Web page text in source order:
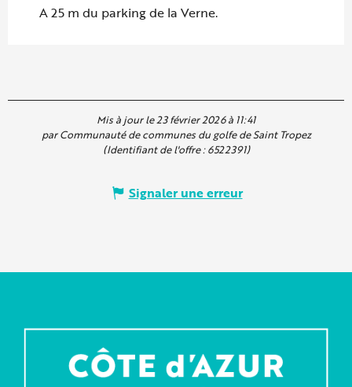
A 25 m du parking de la Verne.
Mis à jour le 23 février 2026 à 11:41
par Communauté de communes du golfe de Saint Tropez
(Identifiant de l'offre :6522391)
Signaler une erreur